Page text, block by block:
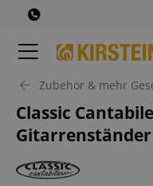
Zubehör & mehr
Classic